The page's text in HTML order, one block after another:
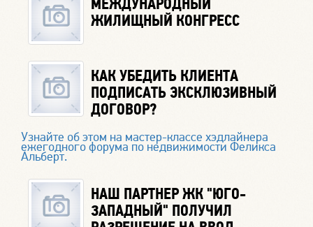
МЕЖДУНАРОДНЫЙ
ЖИЛИЩНЫЙ КОНГРЕСС
КАК УБЕДИТЬ КЛИЕНТА
ПОДПИСАТЬ ЭКСКЛЮЗИВНЫЙ
ДОГОВОР?
Узнайте об этом на мастер-классе хэдлайнера
ежегодного форума по недвижимости Феликса
Альберт.
НАШ ПАРТНЕР ЖК "ЮГО-
ЗАПАДНЫЙ" ПОЛУЧИЛ